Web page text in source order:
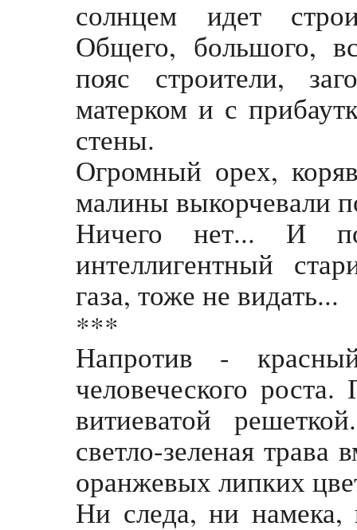
солнцем идет
Общего, большого,
пояс строители,
матерком и с
стены.
Огромный орех,
малины выкорчевали
Ничего нет... И
интеллигентный
газа, тоже не видать...
***
Напротив -
человеческого
витиеватой
светло-зеленая
оранжевых липких
Ни следа, ни намека,